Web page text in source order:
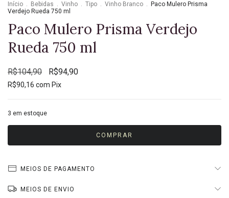
Início . Bebidas . Vinho . Tipo . Vinho Branco .
Paco Mulero Prisma
Verdejo Rueda 750 ml
Paco Mulero Prisma Verdejo
Rueda 750 ml
R$104,90 R$94,90
R$90,16 com Pix
3 em estoque
MEIOS DE PAGAMENTO
MEIOS DE ENVIO